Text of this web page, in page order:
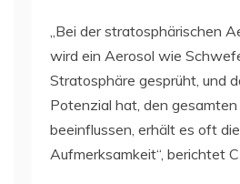
„Bei der stratosphärischen
wird ein Aerosol wie
Stratosphäre gesprüht, und
Potenzial hat, den gesamten
beeinflussen, erhält es oft
Aufmerksamkeit“, berichtet